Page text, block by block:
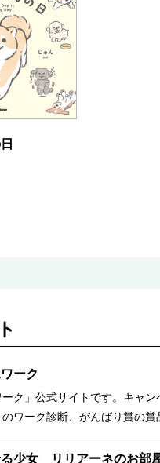
ーク
ーク」公式サイトです。キャ
ワーク診断、がんばり賞の
少女 リリアーネのお部